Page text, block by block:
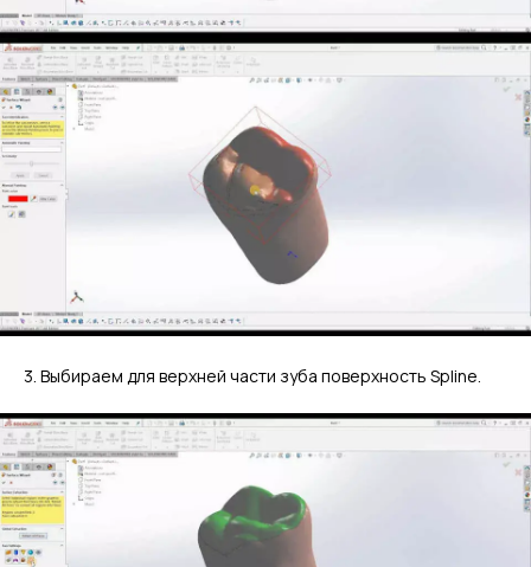
3. Выбираем для верхней части зуба поверхность Spline.